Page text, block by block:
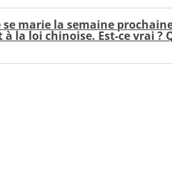
marie la semaine
la loi chinoise. Est-ce vrai ?